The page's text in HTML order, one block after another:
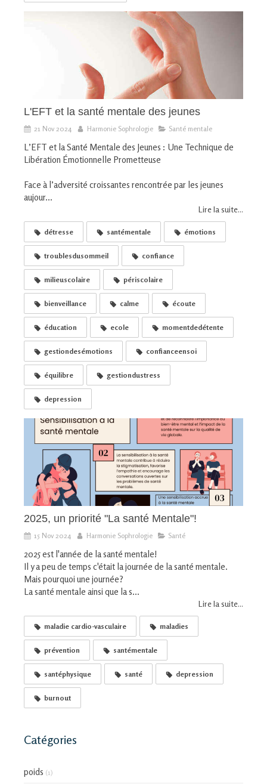
L'EFT et la santé mentale des jeunes
21 Nov 2024 Harmonie Sophrologie Santé mentale
L’EFT et la Santé Mentale des Jeunes : Une Technique de
Libération Émotionnelle Prometteuse
Face à l’adversité croissantes rencontrée par les jeunes
aujour...
Lire la suite...
détresse santémentale émotions
troublesdusommeil confiance
milieuscolaire périscolaire
bienveillance calme écoute
éducation ecole momentdedétente
gestiondesémotions confianceensoi
équilibre gestiondustress
depression
2025, un priorité "La santé Mentale"!
15 Nov 2024 Harmonie Sophrologie Santé
2025 est l'année de la santé mentale!
Il y a peu de temps c'était la journée de la santé mentale.
Mais pourquoi une journée?
La santé mentale ainsi que la s...
Lire la suite...
maladie cardio-vasculaire maladies
prévention santémentale
santéphysique santé depression
burnout
Catégories
poids (1)